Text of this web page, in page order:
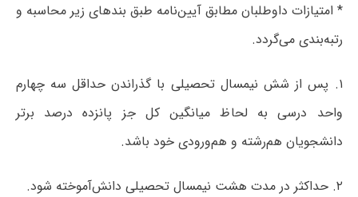
* امتیازات داوطلبان مطابق آیین‌نامه طبق بندهای زیر محاسبه و
رتبه‌بندی می‌گردد.
۱. پس از شش نیمسال تحصیلی با گذراندن حداقل سه چهارم
واحد درسی به لحاظ میانگین کل جز پانزده درصد برتر
دانشجویان هم‌رشته و هم‌ورودی خود باشد.
۲. حداکثر در مدت هشت نیمسال تحصیلی دانش‌آموخته شود.